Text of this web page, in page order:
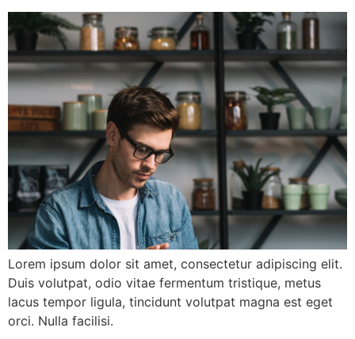
Lorem ipsum dolor sit amet, consectetur adipiscing elit.
Duis volutpat, odio vitae fermentum tristique, metus
lacus tempor ligula, tincidunt volutpat magna est eget
orci. Nulla facilisi.